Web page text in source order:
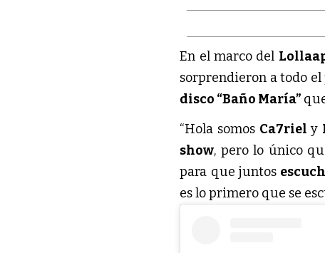
En el marco del
sorprendieron a todo
disco “Baño María”
“Hola somos Ca7riel y
show, pero lo único
para que juntos
es lo primero que se